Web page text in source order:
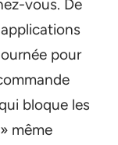
vous. De
pour
bloque les
même